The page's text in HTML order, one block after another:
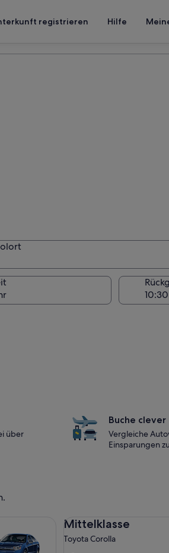
registrieren Hilfe
über
Buche clever
Vergleiche
Einsparungen
Mittelklasse
Toyota Corolla